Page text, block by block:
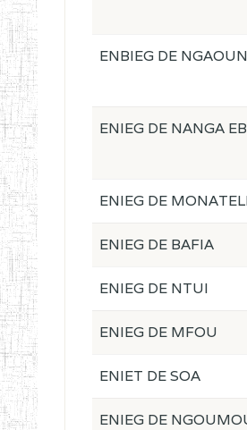
ENBIEG DE
ENIEG DE NANGA
ENIEG DE
ENIEG DE BAFIA
ENIEG DE NTUI
ENIEG DE MFOU
ENIET DE SOA
ENIEG DE